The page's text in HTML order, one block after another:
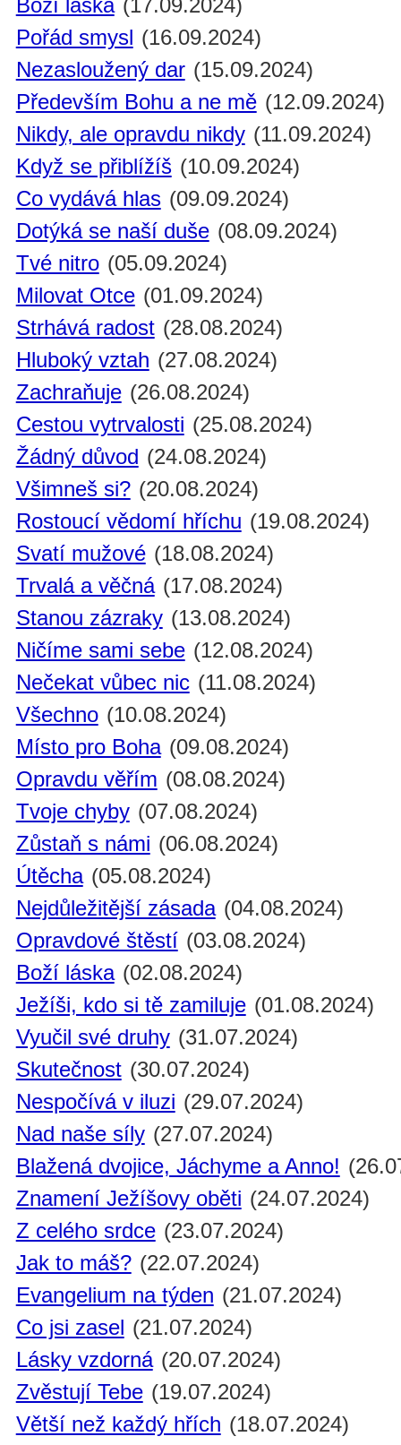
Pořád smysl (16.09.2024)
Nezasloužený dar (15.09.2024)
Především Bohu a ne mě (12.09.2024)
Nikdy, ale opravdu nikdy (11.09.2024)
Když se přiblížíš (10.09.2024)
Co vydává hlas (09.09.2024)
Dotýká se naší duše (08.09.2024)
Tvé nitro (05.09.2024)
Milovat Otce (01.09.2024)
Strhává radost (28.08.2024)
Hluboký vztah (27.08.2024)
Zachraňuje (26.08.2024)
Cestou vytrvalosti (25.08.2024)
Žádný důvod (24.08.2024)
Všimneš si? (20.08.2024)
Rostoucí vědomí hříchu (19.08.2024)
Svatí mužové (18.08.2024)
Trvalá a věčná (17.08.2024)
Stanou zázraky (13.08.2024)
Ničíme sami sebe (12.08.2024)
Nečekat vůbec nic (11.08.2024)
Všechno (10.08.2024)
Místo pro Boha (09.08.2024)
Opravdu věřím (08.08.2024)
Tvoje chyby (07.08.2024)
Zůstaň s námi (06.08.2024)
Útěcha (05.08.2024)
Nejdůležitější zásada (04.08.2024)
Opravdové štěstí (03.08.2024)
Boží láska (02.08.2024)
Ježíši, kdo si tě zamiluje (01.08.2024)
Vyučil své druhy (31.07.2024)
Skutečnost (30.07.2024)
Nespočívá v iluzi (29.07.2024)
Nad naše síly (27.07.2024)
Blažená dvojice, Jáchyme a Anno!
Znamení Ježíšovy oběti (24.07.2024)
Z celého srdce (23.07.2024)
Jak to máš? (22.07.2024)
Evangelium na týden (21.07.2024)
Co jsi zasel (21.07.2024)
Lásky vzdorná (20.07.2024)
Zvěstují Tebe (19.07.2024)
Větší než každý hřích (18.07.2024)